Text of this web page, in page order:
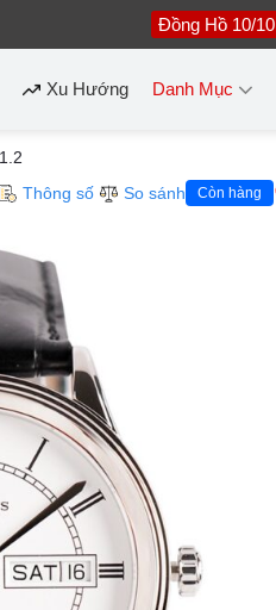
Đồng Hồ 10/10
Xu Hướng Danh Mục
Thông số So sánh Còn hàng